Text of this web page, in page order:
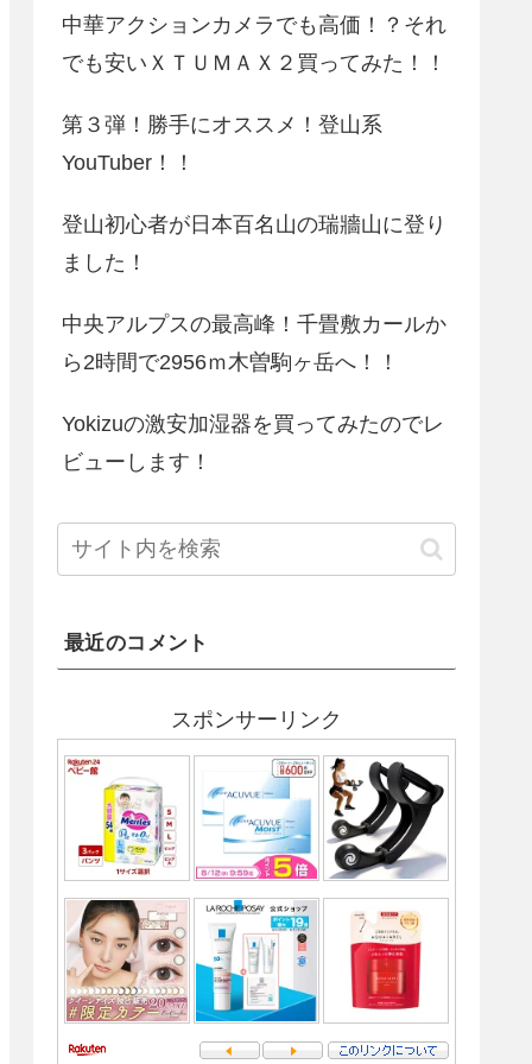
中華アクションカメラでも高価！？それ
でも安いＸＴＵＭＡＸ２買ってみた！！
第３弾！勝手にオススメ！登山系
YouTuber！！
登山初心者が日本百名山の瑞牆山に登り
ました！
中央アルプスの最高峰！千畳敷カールか
ら2時間で2956ｍ木曽駒ヶ岳へ！！
Yokizuの激安加湿器を買ってみたのでレ
ビューします！
最近のコメント
スポンサーリンク